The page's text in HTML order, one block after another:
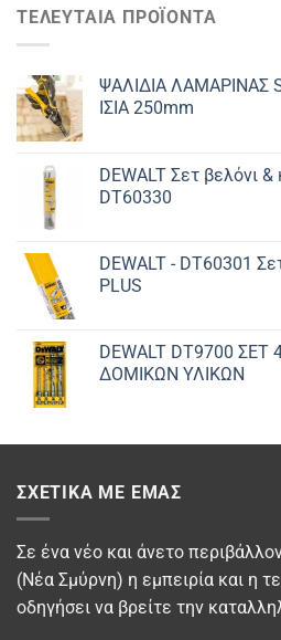
ΤΕΛΕΥΤΑΊΑ ΠΡΟΪΌΝΤΑ
ΨΑΛΙΔΙΑ ΛΑΜΑΡΙΝΑΣ
ΙΣΙΑ 250mm
DEWALT Σετ βελόνι
DT60330
DEWALT - DT60301
PLUS
DEWALT DT9700 ΣET
ΔΟΜΙΚΩΝ ΥΛΙΚΩΝ
ΣΧΕΤΙΚΆ ΜΕ ΕΜΆΣ
Σε ένα νέο και άνετο
(Νέα Σμύρνη) η εμπειρία και η
οδηγήσει να βρείτε την